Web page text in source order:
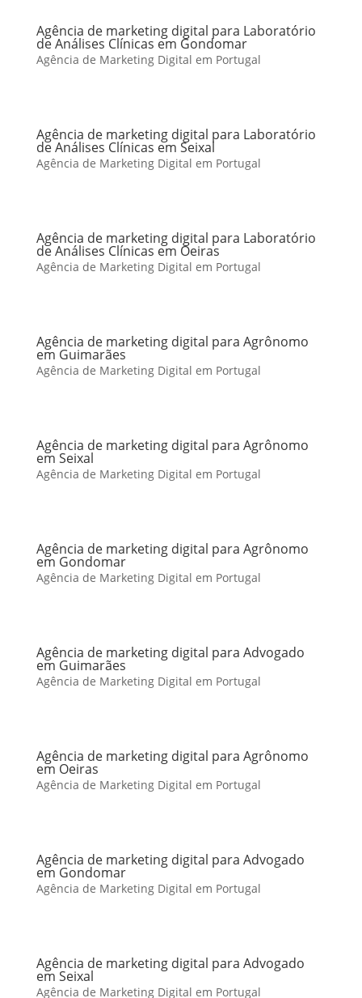
Agência de marketing digital para Laboratório
de Análises Clínicas em Gondomar
Agência de Marketing Digital em Portugal
Agência de marketing digital para Laboratório
de Análises Clínicas em Seixal
Agência de Marketing Digital em Portugal
Agência de marketing digital para Laboratório
de Análises Clínicas em Oeiras
Agência de Marketing Digital em Portugal
Agência de marketing digital para Agrônomo
em Guimarães
Agência de Marketing Digital em Portugal
Agência de marketing digital para Agrônomo
em Seixal
Agência de Marketing Digital em Portugal
Agência de marketing digital para Agrônomo
em Gondomar
Agência de Marketing Digital em Portugal
Agência de marketing digital para Advogado
em Guimarães
Agência de Marketing Digital em Portugal
Agência de marketing digital para Agrônomo
em Oeiras
Agência de Marketing Digital em Portugal
Agência de marketing digital para Advogado
em Gondomar
Agência de Marketing Digital em Portugal
Agência de marketing digital para Advogado
em Seixal
Agência de Marketing Digital em Portugal